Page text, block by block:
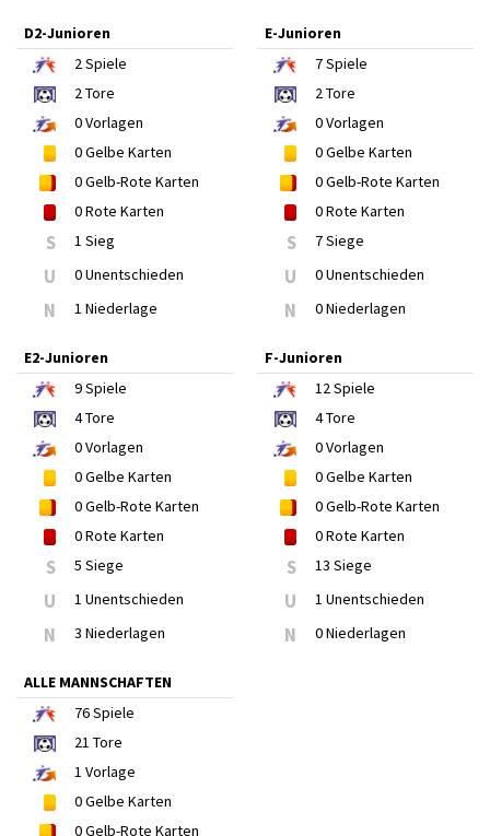
D2-Junioren
2Spiele
2Tore
0Vorlagen
0Gelbe Karten
0Gelb-Rote Karten
0Rote Karten
S 1 Sieg
U 0 Unentschieden
N 1 Niederlage
E-Junioren
7Spiele
2Tore
0Vorlagen
0Gelbe Karten
0Gelb-Rote Karten
0Rote Karten
S 7 Siege
U 0 Unentschieden
N 0 Niederlagen
E2-Junioren
9Spiele
4Tore
0Vorlagen
0Gelbe Karten
0Gelb-Rote Karten
0Rote Karten
S 5 Siege
U 1 Unentschieden
N 3 Niederlagen
F-Junioren
12Spiele
4Tore
0Vorlagen
0Gelbe Karten
0Gelb-Rote Karten
0Rote Karten
S 13 Siege
U 1 Unentschieden
N 0 Niederlagen
ALLE MANNSCHAFTEN
76Spiele
21 Tore
1 Vorlage
0Gelbe Karten
0Gelb-Rote Karten